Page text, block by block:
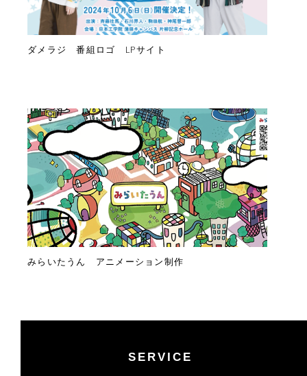
ダメラジ 番組ロゴ LPサイト
みらいたうん アニメーション制作
SERVICE